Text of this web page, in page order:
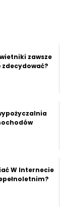
zawsze
zdecydować?
W Internecie